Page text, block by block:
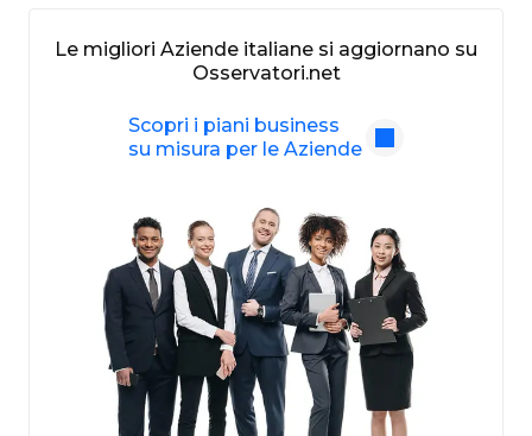
Le migliori Aziende italiane si aggiornano su
Osservatori.net
Scopri i piani business
su misura per le Aziende